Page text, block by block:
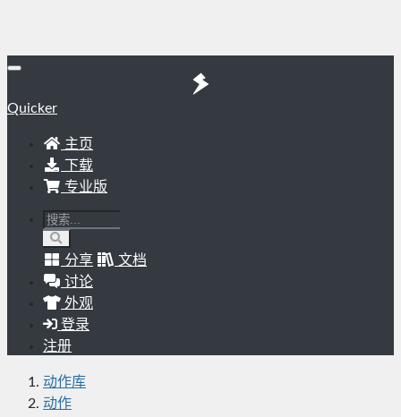
Quicker
主页
下载
专业版
分享
文档
讨论
外观
登录
注册
动作库
动作